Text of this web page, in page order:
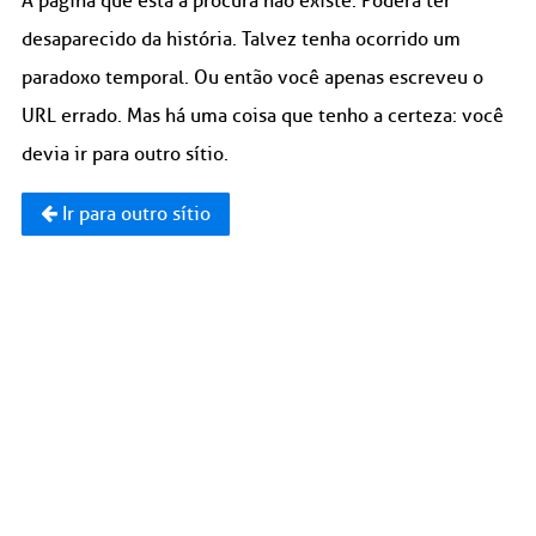
desaparecido da história. Talvez tenha ocorrido um
paradoxo temporal. Ou então você apenas escreveu o
URL errado. Mas há uma coisa que tenho a certeza: você
devia ir para outro sítio.
Ir para outro sítio